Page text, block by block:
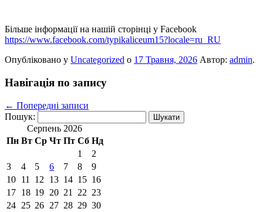
Більше інформації на нашій сторінці у Facebook
https://www.facebook.com/typikaliceum15?locale=ru_RU
Опубліковано у Uncategorized о 17 Травня, 2026 Автор: admin.
Навігація по запису
← Попередні записи
Пошук:
Серпень 2026
Пн Вт Ср Чт Пт Сб Нд
1
2
3
4 5 6 7 8
9
10 11 12 13 14 15 16
17 18 19 20 21 22 23
24 25 26 27 28 29 30